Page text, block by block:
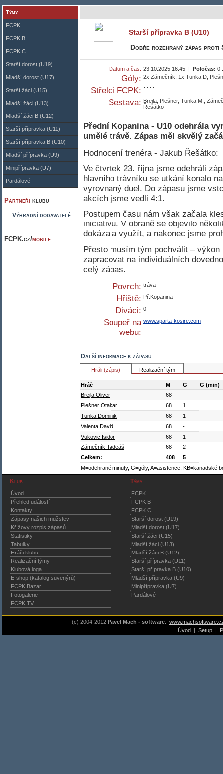
Týmy
FCPK
FCPK B
FCPK C
Starší dorost (U19)
Mladší dorost (U17)
Starší žáci (U15)
Mladší žáci (U13)
Mladší žáci B (U12)
Starší přípravka (U11)
Starší přípravka B (U10)
Mladší přípravka (U9)
Minipřípravka (U7)
Pardálové
Partneři klubu
Výhradní dodavatelé
FCPK.cz/mobile
Starší přípravka B (U10)
Dobře rozehraný zápas proti
Datum a čas: 23.10.2025 16:45 | Poločas: 0
Góly: 2x Zámečník, 1x Tunka D,
Střelci FCPK:
Sestava: Brejla, Plešner, Tunka M.,
Řešátko
Přední Kopanina - U10 odehrála
umělé trávě. Zápas měl skvělý
Hodnocení trenéra - Jakub Řešátko:
Ve čtvrtek 23. října jsme odehráli
hlavního trávníku se utkání konalo
vyrovnaný duel. Do zápasu jsme
akcích jsme vedli 4:1.
Postupem času nám však začala
iniciativu. V obraně se objevilo
dokázala využít, a nakonec jsme
Přesto musím tým pochválit –
zapracovat na individuálních
celý zápas.
Povrch: tráva
Hřiště: Př.Kopanina
Diváci: 0
Soupeř na
webu:
www.sparta-kosire.com
Další informace k zápasu
Hráli (zápis) Realizační tým
Hráč M G
G (min)
Brejla Oliver
68
-
Plešner Otakar
68
1
Tunka Dominik
68
1
Valenta David
68
-
Vukovic Isidor
68
1
Zámečník Tadeáš
68
2
Celkem:
408
5
M=odehrané minuty, G=góly, A=asistence, KB=kanadské
Klub
Úvod
Přehled událostí
Kontakty
Zápasy našich mužstev
Křížový rozpis zápasů
Statistiky
Tabulky
Hráči klubu
Realizační týmy
Klubová loga
E-shop (katalog suvenýrů)
FCPK Bazar
Fotogalerie
FCPK TV
Týmy
FCPK
FCPK B
FCPK C
Starší dorost (U19)
Mladší dorost (U17)
Starší žáci (U15)
Mladší žáci (U13)
Mladší žáci B (U12)
Starší přípravka (U11)
Starší přípravka B (U10)
Mladší přípravka (U9)
Minipřípravka (U7)
Pardálové
(c) 2004-2012 Pavel Mach - software:
Úvod | Setup |